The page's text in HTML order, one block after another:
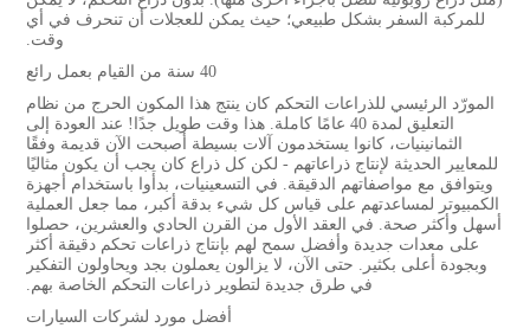
للمركبة السفر بشكل طبيعي؛ حيث يمكن للعجلات أن تنحرف في أي
وقت.
40 سنة من القيام بعمل رائع
المورّد الرئيسي للذراعات التحكم كان ينتج هذا المكون الحرج من نظام
التعليق لمدة 40 عامًا كاملة. هذا وقت طويل جدًا! عند العودة إلى
الثمانينيات، كانوا يستخدمون آلات بسيطة أصبحت الآن قديمة وفقًا
للمعايير الحديثة لإنتاج ذراعاتهم - لكن كل ذراع كان يجب أن يكون مثاليًا
ويتوافق مع مواصفاتهم الدقيقة. في التسعينيات، بدأوا باستخدام أجهزة
الكمبيوتر لمساعدتهم على قياس كل شيء بدقة أكبر، مما جعل العملية
أسهل وأكثر صحة. في العقد الأول من القرن الحادي والعشرين، حصلوا
على معدات جديدة وأفضل سمح لهم بإنتاج ذراعات تحكم دقيقة أكثر
وبجودة أعلى بكثير. حتى الآن، لا يزالون يعملون بجد ويحاولون التفكير
في طرق جديدة لتطوير ذراعات التحكم الخاصة بهم.
أفضل مورد لشركات السيارات